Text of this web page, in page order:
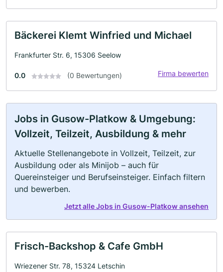
Bäckerei Klemt Winfried und Michael
Frankfurter Str. 6, 15306 Seelow
0.0 (0 Bewertungen) Firma bewerten
Jobs in Gusow-Platkow & Umgebung:
Vollzeit, Teilzeit, Ausbildung & mehr
Aktuelle Stellenangebote in Vollzeit, Teilzeit, zur
Ausbildung oder als Minijob – auch für
Quereinsteiger und Berufseinsteiger. Einfach filtern
und bewerben.
Jetzt alle Jobs in Gusow-Platkow ansehen
Frisch-Backshop & Cafe GmbH
Wriezener Str. 78, 15324 Letschin